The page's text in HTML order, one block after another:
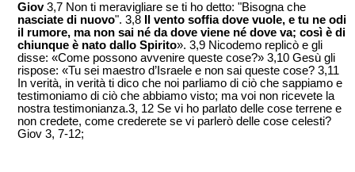
Giov3,7 Non ti meravigliare se ti ho detto: "Bisogna che
nasciate di nuovo". 3,8
Il vento soffia dove vuole, e tu ne odi
il rumore, ma non sai né da dove viene né dove va; così è di
chiunque è nato dallo Spirito». 3,9 Nicodemo replicò e gli
disse: «Come possono avvenire queste cose?» 3,10 Gesù gli
rispose: «Tu sei maestro d’Israele e non sai queste cose? 3,11
In verità, in verità ti dico che noi parliamo di ciò che sappiamo e
testimoniamo di ciò che abbiamo visto; ma voi non ricevete la
nostra testimonianza.3, 12 Se vi ho parlato delle cose terrene e
non credete, come crederete se vi parlerò delle cose celesti?
Giov 3, 7-12;